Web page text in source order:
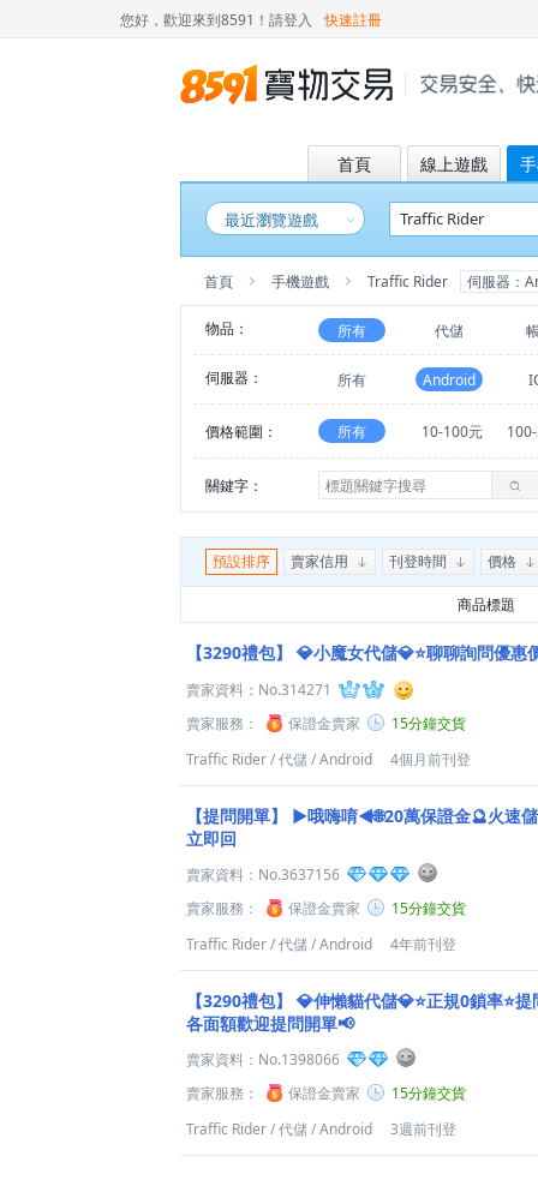
您好，歡迎來到8591！ 請登入 快速註冊
首頁 線上遊戲
最近瀏覽遊戲
首頁 手機遊戲 Traffic Rider 伺服器：
物品： 所有 代儲
伺服器： 所有 Android
價格範圍： 所有 10-100元
關鍵字：
預設排序 賣家信用 刊登時間 價格
商品標題
【3290禮包】 💎小魔女代儲💎⭐聊聊詢問優惠
賣家資料： No.314271
賣家服務：
保證金賣家
15分鐘交貨
Traffic Rider/代儲/Android 4個月前刊登
【提問開單】
►哦嗨唷◄🌐20萬保證金🔮火速
立即回
賣家資料： No.3637156
賣家服務：
保證金賣家
15分鐘交貨
Traffic Rider/代儲/Android 4年前刊登
【3290禮包】
💎伸懶貓代儲💎⭐正規0鎖率⭐
各面額歡迎提問開單📢
賣家資料： No.1398066
賣家服務：
保證金賣家
15分鐘交貨
Traffic Rider/代儲/Android 3週前刊登